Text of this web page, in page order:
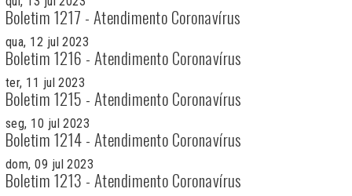
Boletim 1217 - Atendimento Coronavírus
qua, 12 jul 2023
Boletim 1216 - Atendimento Coronavírus
ter, 11 jul 2023
Boletim 1215 - Atendimento Coronavírus
seg, 10 jul 2023
Boletim 1214 - Atendimento Coronavírus
dom, 09 jul 2023
Boletim 1213 - Atendimento Coronavírus